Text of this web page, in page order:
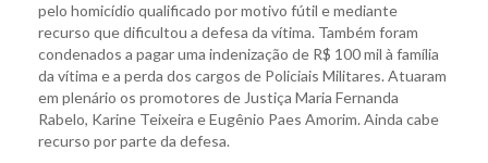
pelo homicídio qualificado por motivo fútil e mediante
recurso que dificultou a defesa da vítima. Também foram
condenados a pagar uma indenização de R$ 100 mil à família
da vítima e a perda dos cargos de Policiais Militares. Atuaram
em plenário os promotores de Justiça Maria Fernanda
Rabelo, Karine Teixeira e Eugênio Paes Amorim. Ainda cabe
recurso por parte da defesa.